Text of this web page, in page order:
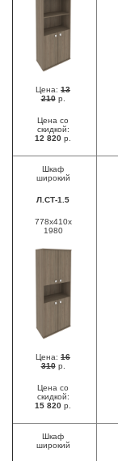
Цена: 13
210р.
Цена со
скидкой:
12 820 р.
Шкаф
широкий
Л.СТ-1.5
778х410х
1980
Цена: 16
310р.
Цена со
скидкой:
15 820 р.
Шкаф
широкий